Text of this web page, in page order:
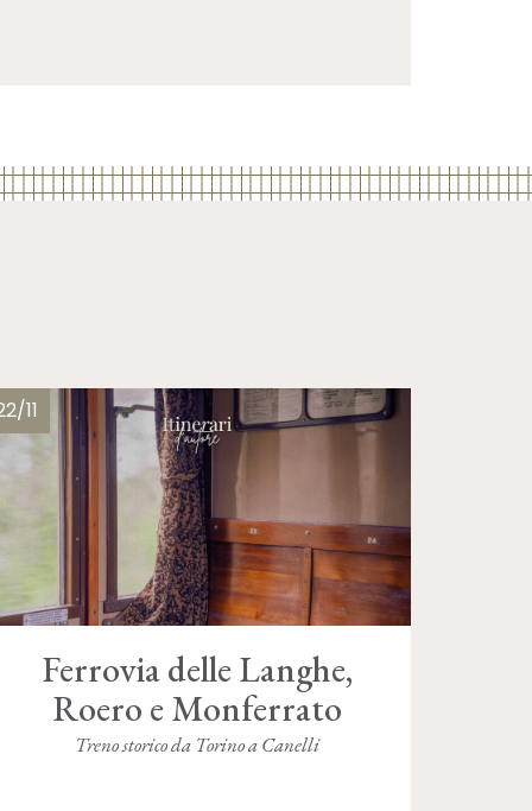
11
Ferrovia delle Langhe,
Roero e Monferrato
Treno storico da Torino a Canelli